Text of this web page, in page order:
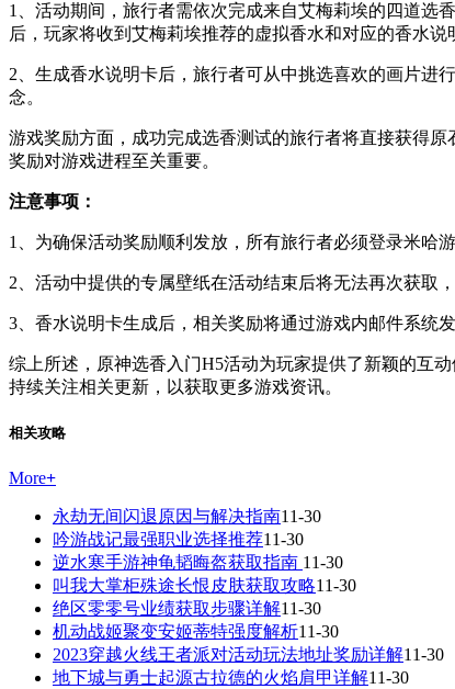
1、活动期间，旅行者需依次完成来自艾梅莉埃的四道选
后，玩家将收到艾梅莉埃推荐的虚拟香水和对应的香水
2、生成香水说明卡后，旅行者可从中挑选喜欢的画片进
念。
游戏奖励方面，成功完成选香测试的旅行者将直接获得
奖励对游戏进程至关重要。
注意事项：
1、为确保活动奖励顺利发放，所有旅行者必须登录米哈
2、活动中提供的专属壁纸在活动结束后将无法再次获取
3、香水说明卡生成后，相关奖励将通过游戏内邮件系统
综上所述，原神选香入门H5活动为玩家提供了新颖的互
持续关注相关更新，以获取更多游戏资讯。
相关攻略
More+
永劫无间闪退原因与解决指南11-30
吟游战记最强职业选择推荐11-30
逆水寒手游神龟韬晦盔获取指南 11-30
叫我大掌柜殊途长恨皮肤获取攻略11-30
绝区零零号业绩获取步骤详解11-30
机动战姬聚变安姬蒂特强度解析11-30
2023穿越火线王者派对活动玩法地址奖励详解11-30
地下城与勇士起源古拉德的火焰肩甲详解11-30